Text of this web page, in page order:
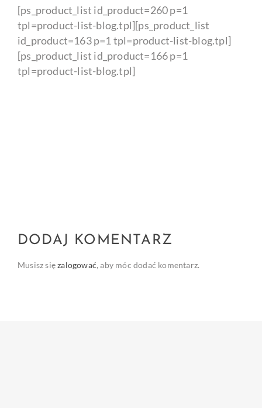
[ps_product_list id_product=260 p=1
tpl=product-list-blog.tpl][ps_product_list
id_product=163 p=1 tpl=product-list-blog.tpl]
[ps_product_list id_product=166 p=1
tpl=product-list-blog.tpl]
DODAJ KOMENTARZ
Musisz sięzalogować, aby móc dodać komentarz.